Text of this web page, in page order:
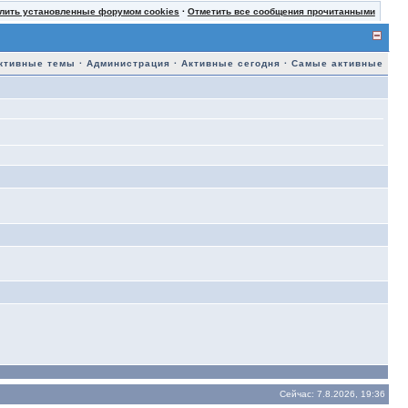
установленные форумом cookies · Отметить все сообщения прочитанными
темы ·Администрация ·Активные сегодня ·Самые активные
Сейчас: 7.8.2026, 19:36